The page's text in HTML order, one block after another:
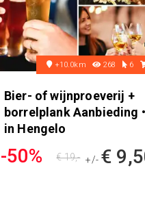
+10.0km 268 6
Bier- of wijnproeverij +
borrelplank Aanbieding •
in Hengelo
-50% +/- €
€ 19,-